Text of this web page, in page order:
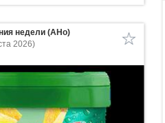
недели (АНо)
2026)